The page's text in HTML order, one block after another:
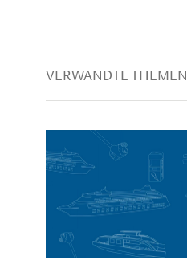
VERWANDTE THEMEN